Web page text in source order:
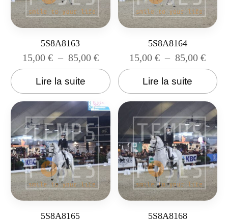
5S8A8163
15,00 € – 85,00 €
Lire la suite
5S8A8164
15,00€ – 85,00€
Lire la suite
5S8A8165 5S8A8168